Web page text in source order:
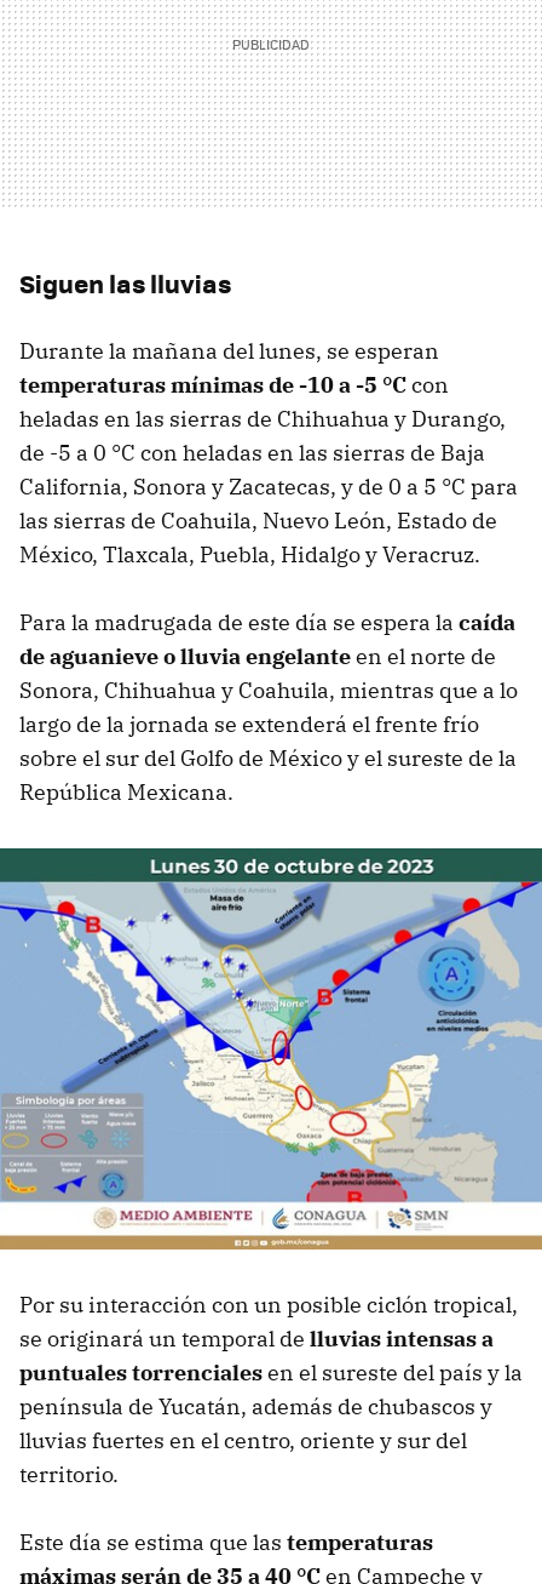
Siguen las lluvias
Durante la mañana del lunes, se esperan
temperaturas mínimas de -10 a -5 °Ccon
heladas en las sierras de Chihuahua y Durango,
de -5 a 0 °C con heladas en las sierras de Baja
California, Sonora y Zacatecas, y de 0 a 5 °C para
las sierras de Coahuila, Nuevo León, Estado de
México, Tlaxcala, Puebla, Hidalgo y Veracruz.
Para la madrugada de este día se espera la caída
de aguanieve o lluvia engelanteen el norte de
Sonora, Chihuahua y Coahuila, mientras que a lo
largo de la jornada se extenderá el frente frío
sobre el sur del Golfo de México y el sureste de la
República Mexicana.
Por su interacción con un posible ciclón tropical,
se originará un temporal de lluvias intensas a
puntuales torrencialesen el sureste del país y la
península de Yucatán, además de chubascos y
lluvias fuertes en el centro, oriente y sur del
territorio.
Este día se estima que las temperaturas
máximas serán de 35 a 40 °Cen Campeche y